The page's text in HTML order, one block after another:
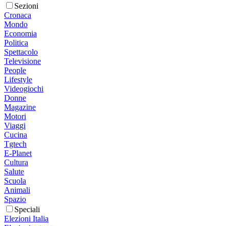
Sezioni
Cronaca
Mondo
Economia
Politica
Spettacolo
Televisione
People
Lifestyle
Videogiochi
Donne
Magazine
Motori
Viaggi
Cucina
Tgtech
E-Planet
Cultura
Salute
Scuola
Animali
Spazio
Speciali
Elezioni Italia